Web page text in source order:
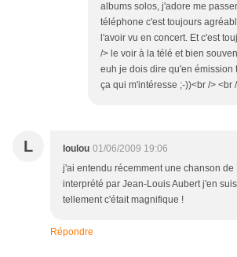
albums solos, j'adore me
téléphone c'est toujours
l'avoir vu en concert. Et c'est
/> le voir à la télé et bien
euh je dois dire qu'en émission
ça qui m'intéresse ;-))<br /> <br
L loulou 01/06/2009 19:06
j'ai entendu récemment une chanson de
interprété par Jean-Louis Aubert j'en
tellement c'était magnifique !
Répondre